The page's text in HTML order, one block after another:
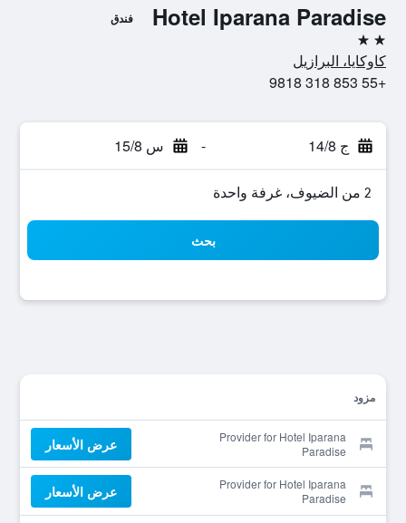
Hotel Iparana Paradise فندق
2 نجمتين
كاوكايا، البرازيل
+55 853 318 9818
ج 14/8 - س 15/8
2 من الضيوف، غرفة واحدة
بحث
مزود
Provider for Hotel Iparana
Paradise
عرض الأسعار
Provider for Hotel Iparana
Paradise
عرض الأسعار